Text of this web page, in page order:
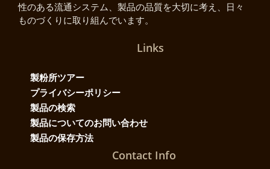
性のある流通システム、製品の品質を大切に考え、日々
ものづくりに取り組んでいます。
Links
製粉所ツアー
プライバシーポリシー
製品の検索
製品についてのお問い合わせ
製品の保存方法
Contact Info